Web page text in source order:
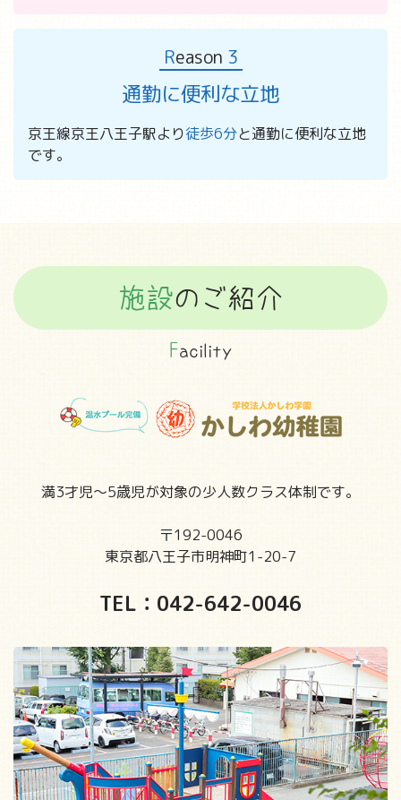
Reason 3
通勤に便利な立地
京王線京王八王子駅より徒歩6分と通勤に便利な立地
です。
施設のご紹介
Facility
満3才児～5歳児が対象の少人数クラス体制です。
〒192-0046
東京都八王子市明神町1-20-7
TEL： 042-642-0046